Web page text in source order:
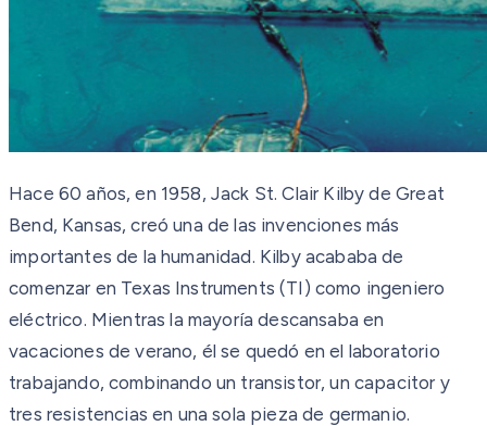
Hace 60 años, en 1958, Jack St. Clair Kilby de Great
Bend, Kansas, creó una de las invenciones más
importantes de la humanidad. Kilby acababa de
comenzar en Texas Instruments (TI) como ingeniero
eléctrico. Mientras la mayoría descansaba en
vacaciones de verano, él se quedó en el laboratorio
trabajando, combinando un transistor, un capacitor y
tres resistencias en una sola pieza de germanio.